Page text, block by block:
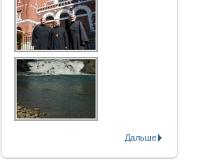
Дальше